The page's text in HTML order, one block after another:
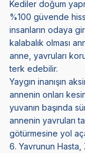
Kediler doğum
%100 güvende
insanların odaya
kalabalık olması
anne, yavruları
terk edebilir.
Yaygın inanışın
annenin onları
yuvanın başında
annenin yavruları
götürmesine yol
6. Yavrunun Hasta,